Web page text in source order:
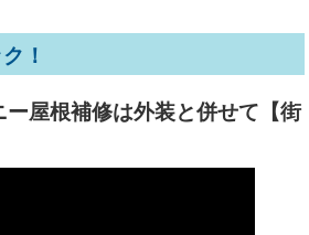
！
ー屋根補修は外装と併せて【街